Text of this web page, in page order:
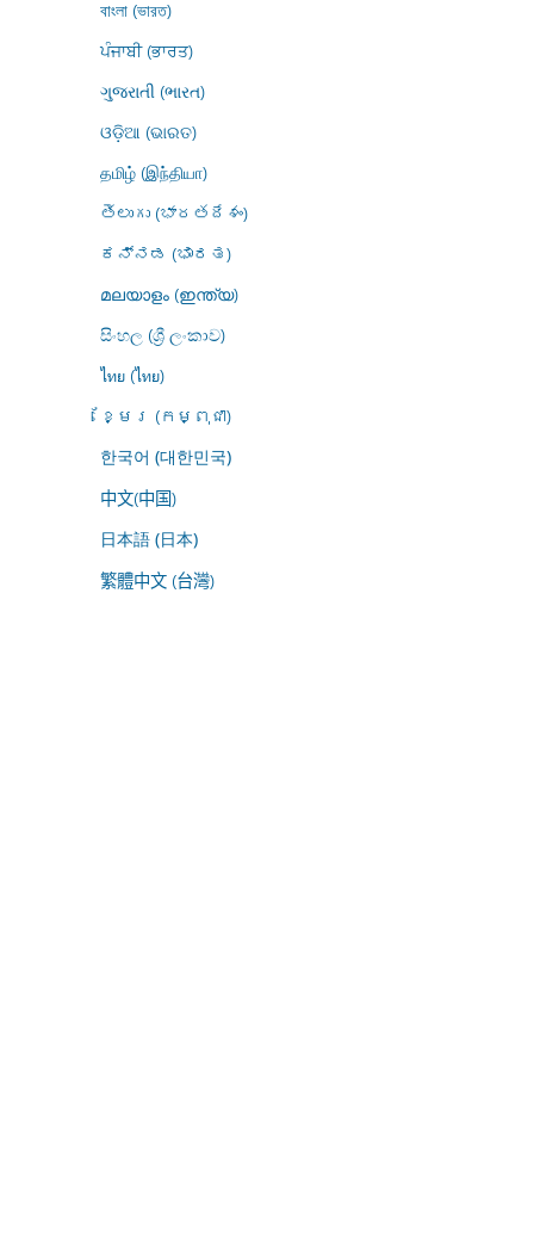
বাংলা (ভারত)
ਪੰਜਾਬੀ (ਭਾਰਤ)
ગુજરાતી (ભારત)
ଓଡ଼ିଆ (ଭାରତ)
தமிழ் (இந்தியா)
తెలుగు (భారతదేశం)
ಕನ್ನಡ (ಭಾರತ)
മലയാളം (ഇന്ത്യ)
සිංහල (ශ්‍රී ලංකාව)
ไทย (ไทย)
ខ្មែរ (កម្ពុជា)
한국어 (대한민국)
中文(中国)
日本語 (日本)
繁體中文 (台灣)